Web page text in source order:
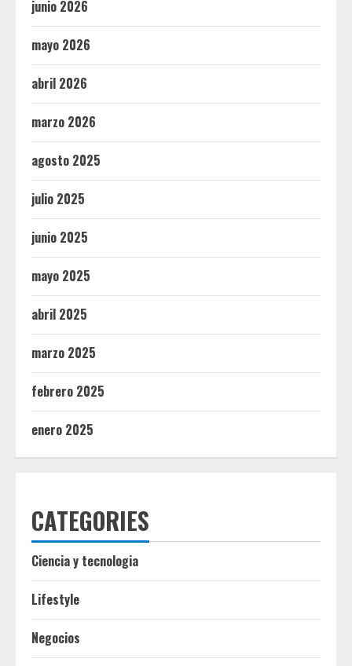
junio 2026
mayo 2026
abril 2026
marzo 2026
agosto 2025
julio 2025
junio 2025
mayo 2025
abril 2025
marzo 2025
febrero 2025
enero 2025
CATEGORIES
Ciencia y tecnologia
Lifestyle
Negocios